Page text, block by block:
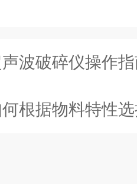
波破碎仪操作
根据物料特性选择超